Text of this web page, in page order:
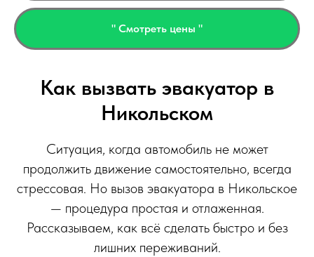
" Смотреть цены "
Как вызвать эвакуатор в
Никольском
Ситуация, когда автомобиль не может
продолжить движение самостоятельно, всегда
стрессовая. Но вызов эвакуатора в Никольское
— процедура простая и отлаженная.
Рассказываем, как всё сделать быстро и без
лишних переживаний.